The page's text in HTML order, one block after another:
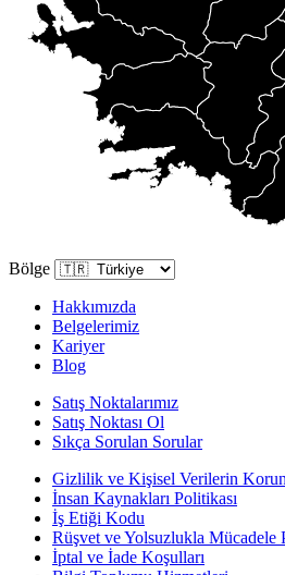
Bölge
Hakkımızda
Belgelerimiz
Kariyer
Blog
Satış Noktalarımız
Satış Noktası Ol
Sıkça Sorulan Sorular
Gizlilik ve Kişisel Verilerin
İnsan Kaynakları Politikası
İş Etiği Kodu
Rüşvet ve Yolsuzlukla Mücadele
İptal ve İade Koşulları